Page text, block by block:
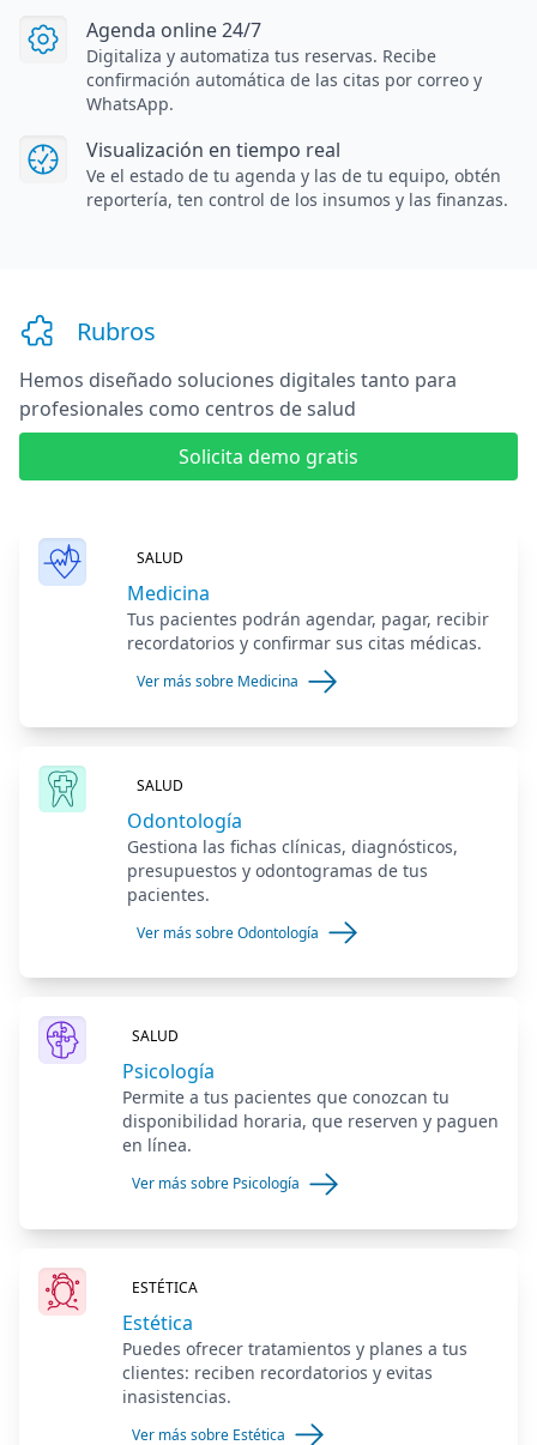
Agenda online 24/7
Digitaliza y automatiza tus reservas. Recibe
confirmación automática de las citas por correo y
WhatsApp.
Visualización en tiempo real
Ve el estado de tu agenda y las de tu equipo, obtén
reportería, ten control de los insumos y las finanzas.
Rubros
Hemos diseñado soluciones digitales tanto para
profesionales como centros de salud
Solicita demo gratis
SALUD
Medicina
Tus pacientes podrán agendar, pagar, recibir
recordatorios y confirmar sus citas médicas.
Ver más sobre Medicina
SALUD
Odontología
Gestiona las fichas clínicas, diagnósticos,
presupuestos y odontogramas de tus
pacientes.
Ver más sobre Odontología
SALUD
Psicología
Permite a tus pacientes que conozcan tu
disponibilidad horaria, que reserven y paguen
en línea.
Ver más sobre Psicología
ESTÉTICA
Estética
Puedes ofrecer tratamientos y planes a tus
clientes: reciben recordatorios y evitas
inasistencias.
Ver más sobre Estética